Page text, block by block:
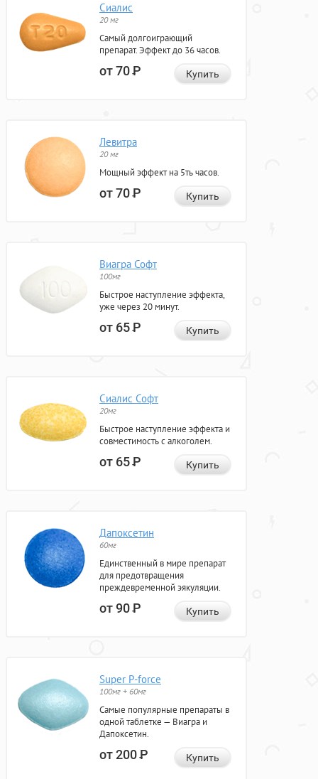
Сиалис
20 мг
Самый долгоиграющий
препарат. Эффект до 36 часов.
от 70Р Купить
Левитра
20 мг
Мощный эффект на 5ть часов.
от 70Р Купить
Виагра Софт
100мг
Быстрое наступление эффекта,
уже через 20 минут.
от 65Р Купить
Сиалис Софт
20мг
Быстрое наступление эффекта и
совместимость с алкоголем.
от 65Р Купить
Дапоксетин
60мг
Единственный в мире препарат
для предотвращения
преждевременной эякуляции.
от 90Р Купить
Super P-force
100мг + 60мг
Самые популярные препараты в
одной таблетке — Виагра и
Дапоксетин.
от 200Р Купить